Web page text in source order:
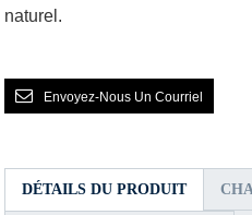
naturel.
Envoyez-Nous Un Courriel
DÉTAILS DU PRODUIT